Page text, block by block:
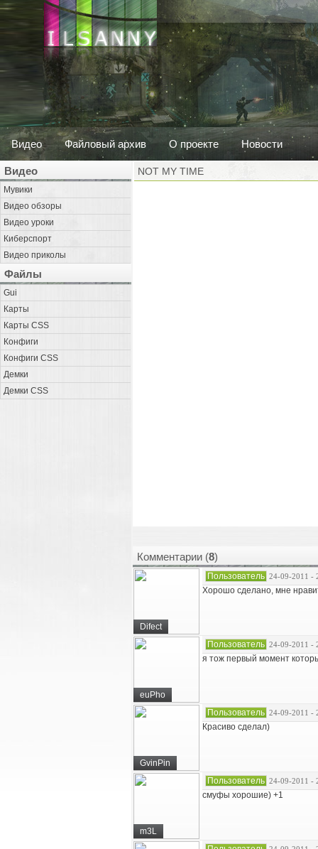
Видео Файловый архив О проекте Новости
Видео
Мувики
Видео обзоры
Видео уроки
Киберспорт
Видео приколы
Файлы
Gui
Карты
Карты CSS
Конфиги
Конфиги CSS
Демки
Демки CSS
NOT MY TIME
Комментарии (8)
Difect
Пользователь 24-09-2011 -
Хорошо сделано, мне
euPho
Пользователь 24-09-2011 -
я тож первый момент
GvinPin
Пользователь 24-09-2011 -
Красиво сделал)
m3L
Пользователь 24-09-2011 -
смуфы хорошие) +1